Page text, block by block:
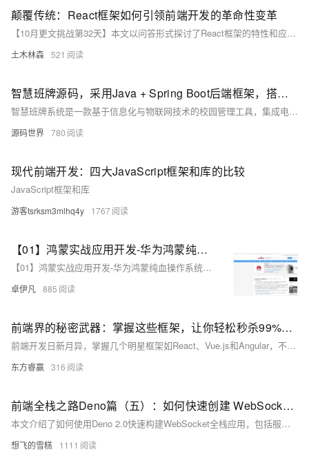
颠覆传统：React框架如何引领前端开发的革命性变革
【10月更文挑战第32天】本文以问答形式探讨了React框架的特性和应用。React是一款由Facebook推出的JavaScript库，以其虚拟DOM机制和组件化设计，成为构建高性能单页面应用的理想选择。文章介绍了如何开始一个React项目、组件化思想的体现、性能优化方法、表单处理及路由实现等内容，帮助开发者更好地理解和使用React。
土木林森 521
智慧班牌源码，采用Java + Spring Boot后端框架，搭配Vue2前端技术，支持SaaS云部署
智慧班牌系统是一款基于信息化与物联网技术的校园管理工具，集成电子屏显示、人脸识别及数据交互功能，实现班级信息展示、智能考勤与家校互通。系统采用Java + Spring Boot后端框架，搭配Vue2前端技术，支持SaaS云部署与私有化定制。核心功能涵盖信息发布、考勤管理、教务处理及数据分析，助力校园文化建设与教学优化。其综合性和可扩展性有效打破数据孤岛，提升交互体验并降低管理成本，适用于日常教学、考试管理和应急场景，为智慧校园建设提供全面解决方案。
源码世界 780
现代前端开发：四大JavaScript框架和库的比较
JavaScript框架和库
游客tsrksm3mlhq4y 1767
【01】鸿蒙实战应用开发-华为鸿蒙纯血操作系统Harmony OS NEXT-项目开发实战-优雅草卓伊凡拟开发一个一站式家政服务平台-前期筹备-暂定取名斑马家政软件系统-本项目前端开源-服务端采用优雅草蜻蜓Z系统-搭配ruoyi框架admin后台-全过程实战项目分享-从零开发到上线
【01】鸿蒙实战应用开发-华为鸿蒙纯血操作系统Harmony OS NEXT-项目开发实战-优雅草卓伊凡拟开发一个一站式家政服务平台-前期筹备-暂定取名斑马家政软件系统-本项目前端开源-服务端采用优雅草蜻蜓Z系统-搭配ruoyi框架admin后台-全过程实战项目分享-从零开发到上线
卓伊凡 885
前端界的秘密武器：掌握这些框架，让你轻松秒杀99%的同行！
前端开发日新月异，掌握几个明星框架如React、Vue.js和Angular，不仅能让工作更得心应手，还能轻松超越同行。React以高效的虚拟DOM和组件化著称；Vue.js简洁易懂，灵活性高；Angular提供全面的解决方案，适合大型应用。此外，轻量级的Svelte也值得关注，其编译时处理设计提升了应用性能。掌握这些框架，结合深刻理解和灵活运用，助你在前端领域脱颖而出。
东方睿赢 316
前端全栈之路Deno篇（五）：如何快速创建 WebSocket 服务端应用 + 客户端应用 - 可能是2025最佳的Websocket全栈实时应用框架
本文介绍了如何使用Deno 2.0快速构建WebSocket全栈应用，包括服务端和客户端的创建。通过一个简单的代码示例，展示了Deno在WebSocket实现中的便捷与强大，无需额外依赖，即可轻松搭建具备基本功能的WebSocket应用。Deno 2.0被认为是最佳的WebSocket全栈应用JS运行时，适合全栈开发者学习和使用。
想飞的雪糕 1111